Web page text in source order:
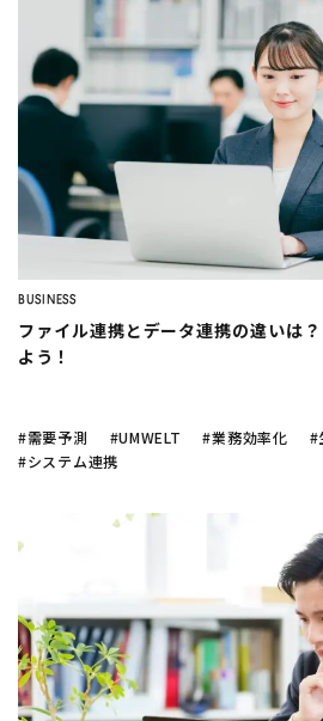
BUSINESS
ファイル連携とデータ連携の違いは
よう！
#需要予測 #UMWELT #業務効率化 #
#システム連携